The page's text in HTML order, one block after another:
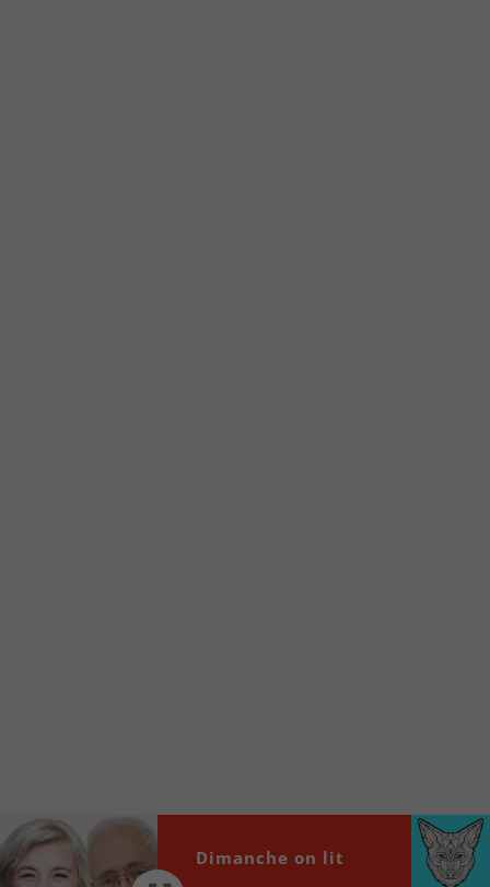
locale vous sont maintenant accessibles en un clic!
Audio
00:00 00:00
Dimanche on lit